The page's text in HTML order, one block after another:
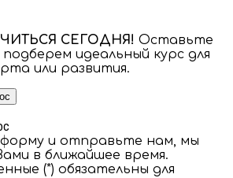
СЕГОДНЯ! Оставьте
подберем идеальный курс для
или развития.
и отправьте нам, мы
в ближайшее время.
(*) обязательны для